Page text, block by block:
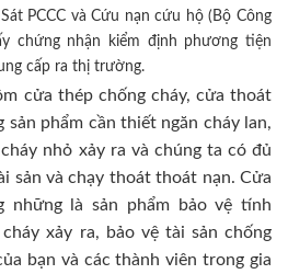
PCCC và Cứu nạn cứu hộ (Bộ Công
chứng nhận kiểm định phương tiện
cấp ra thị trường.
cửa thép chống cháy, cửa thoát
sản phẩm cần thiết ngăn cháy lan,
nhỏ xảy ra và chúng ta có đủ
sản và chạy thoát thoát nạn. Cửa
những là sản phẩm bảo vệ tính
xảy ra, bảo vệ tài sản chống
bạn và các thành viên trong gia